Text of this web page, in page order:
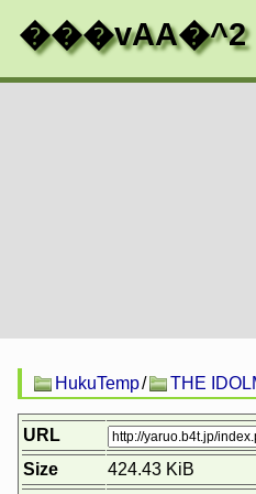
���vAA�^2
HukuTemp/ THE
URL
Size
424.43 KiB